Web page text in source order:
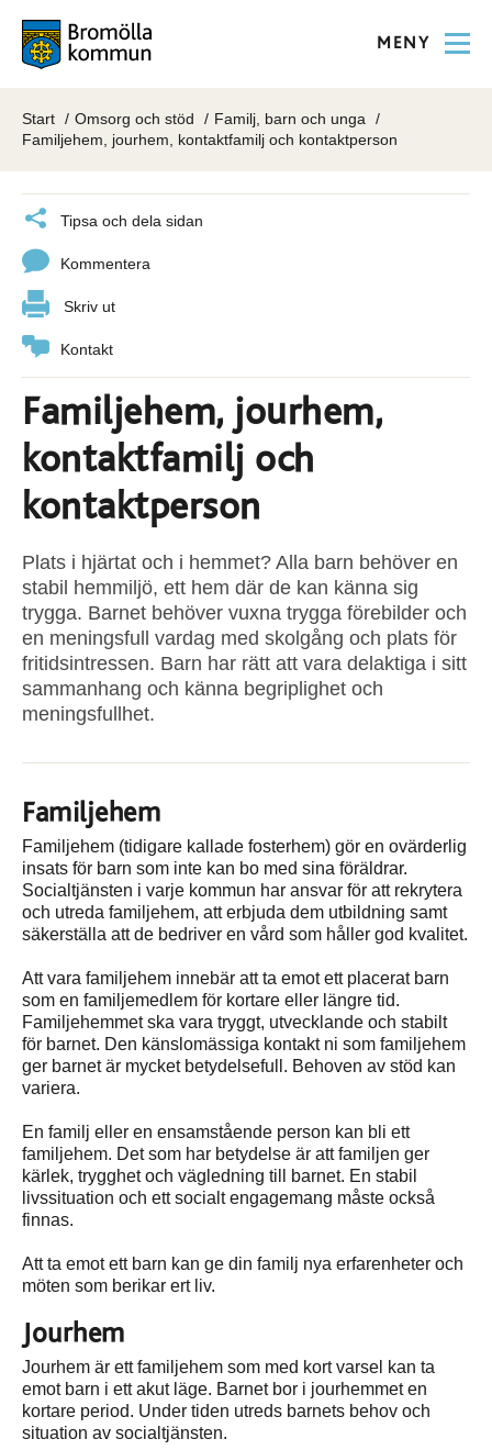
MENY
Start Omsorg och stöd
Familj, barn och unga
Familjehem, jourhem, kontaktfamilj och kontaktperson
Tipsa och dela sidan
Kommentera
Skriv ut
Kontakt
Familjehem, jourhem,
kontaktfamilj och
kontaktperson
Plats i hjärtat och i hemmet? Alla barn behöver en
stabil hemmiljö, ett hem där de kan känna sig
trygga. Barnet behöver vuxna trygga förebilder och
en meningsfull vardag med skolgång och plats för
fritidsintressen. Barn har rätt att vara delaktiga i sitt
sammanhang och känna begriplighet och
meningsfullhet.
Familjehem
Familjehem (tidigare kallade fosterhem) gör en ovärderlig
insats för barn som inte kan bo med sina föräldrar.
Socialtjänsten i varje kommun har ansvar för att rekrytera
och utreda familjehem, att erbjuda dem utbildning samt
säkerställa att de bedriver en vård som håller god kvalitet.
Att vara familjehem innebär att ta emot ett placerat barn
som en familjemedlem för kortare eller längre tid.
Familjehemmet ska vara tryggt, utvecklande och stabilt
för barnet. Den känslomässiga kontakt ni som familjehem
ger barnet är mycket betydelsefull. Behoven av stöd kan
variera.
En familj eller en ensamstående person kan bli ett
familjehem. Det som har betydelse är att familjen ger
kärlek, trygghet och vägledning till barnet. En stabil
livssituation och ett socialt engagemang måste också
finnas.
Att ta emot ett barn kan ge din familj nya erfarenheter och
möten som berikar ert liv.
Jourhem
Jourhem är ett familjehem som med kort varsel kan ta
emot barn i ett akut läge. Barnet bor i jourhemmet en
kortare period. Under tiden utreds barnets behov och
situation av socialtjänsten.